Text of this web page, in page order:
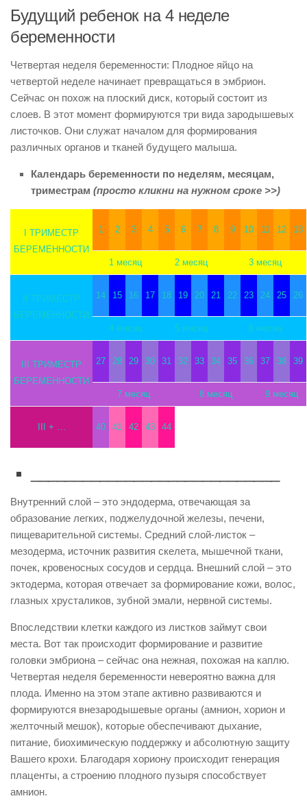
Будущий ребенок на 4 неделе
беременности
Четвертая неделя беременности: Плодное яйцо на
четвертой неделе начинает превращаться в эмбрион.
Сейчас он похож на плоский диск, который состоит из
слоев. В этот момент формируются три вида зародышевых
листочков. Они служат началом для формирования
различных органов и тканей будущего малыша.
Календарь беременности по неделям, месяцам,
триместрам (просто кликни на нужном сроке >>)
I ТРИМЕСТР
БЕРЕМЕННОСТИ
1 2 3 4 5 6 7 8 9 10 11 12 13
1 месяц 2 месяц 3 месяц
II ТРИМЕСТР
БЕРЕМЕННОСТИ
14 15 16 17 18 19 20 21 22 23 24 25 26
4 месяц 5 месяц 6 месяц
III ТРИМЕСТР
БЕРЕМЕННОСТИ
27 28 29 30 31 32 33 34 35 36 37 38 39
7 месяц 8 месяц 9 месяц
III + … 40 41 42 43 44
Внутренний слой – это эндодерма, отвечающая за
образование легких, поджелудочной железы, печени,
пищеварительной системы. Средний слой-листок –
мезодерма, источник развития скелета, мышечной ткани,
почек, кровеносных сосудов и сердца. Внешний слой – это
эктодерма, которая отвечает за формирование кожи, волос,
глазных хрусталиков, зубной эмали, нервной системы.
Впоследствии клетки каждого из листков займут свои
места. Вот так происходит формирование и развитие
головки эмбриона – сейчас она нежная, похожая на каплю.
Четвертая неделя беременности невероятно важна для
плода. Именно на этом этапе активно развиваются и
формируются внезародышевые органы (амнион, хорион и
желточный мешок), которые обеспечивают дыхание,
питание, биохимическую поддержку и абсолютную защиту
Вашего крохи. Благодаря хориону происходит генерация
плаценты, а строению плодного пузыря способствует
амнион.